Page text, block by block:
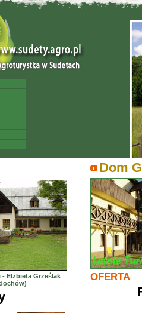
Elżbieta Grześlak
Dom
OFERTA